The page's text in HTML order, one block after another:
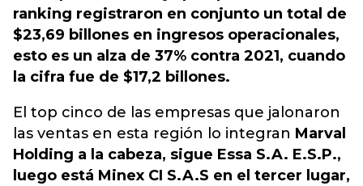
ranking registraron en conjunto un total de
$23,69 billones en ingresos operacionales,
esto es un alza de 37% contra 2021, cuando
la cifra fue de $17,2 billones.
El top cinco de las empresas que jalonaron
las ventas en esta región lo integran Marval
Holding a la cabeza, sigue Essa S.A. E.S.P.,
luego está Minex CI S.A.S en el tercer lugar,